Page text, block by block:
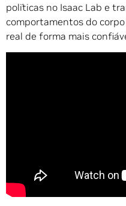
políticas no Isaac Lab e
comportamentos do
real de forma mais